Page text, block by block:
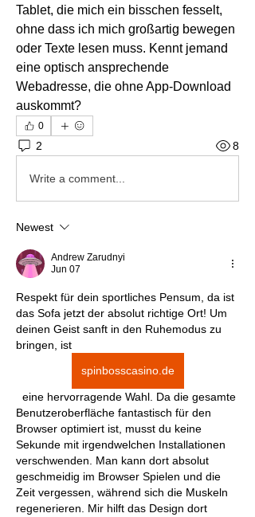
Tablet, die mich ein bisschen fesselt,
ohne dass ich mich großartig bewegen
oder Texte lesen muss. Kennt jemand
eine optisch ansprechende
Webadresse, die ohne App-Download
auskommt?
0
2 8
Write a comment...
Newest
Andrew Zarudnyi
Jun 07
Respekt für dein sportliches Pensum, da ist
das Sofa jetzt der absolut richtige Ort! Um
deinen Geist sanft in den Ruhemodus zu
bringen, ist
spinbosscasino.de
Benutzeroberfläche fantastisch für den
Browser optimiert ist, musst du keine
Sekunde mit irgendwelchen Installationen
verschwenden. Man kann dort absolut
geschmeidig im Browser Spielen und die
Zeit vergessen, während sich die Muskeln
regenerieren. Mir hilft das Design dort